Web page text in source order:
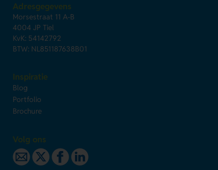
Adresgegevens
Morsestraat 11 A-B
4004 JP Tiel
KvK: 54142792
BTW: NL851187638B01
Inspiratie
Blog
Portfolio
Brochure
Volg ons